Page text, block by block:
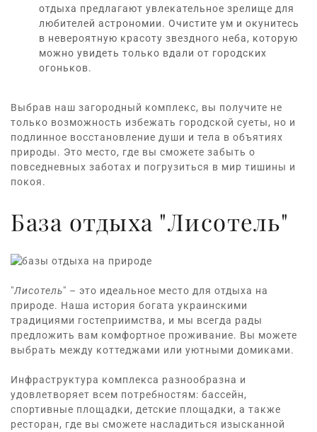
отдыха предлагают увлекательное зрелище для
любителей астрономии. Очистите ум и окунитесь
в невероятную красоту звездного неба, которую
можно увидеть только вдали от городских
огоньков.
Выбрав наш загородный комплекс, вы получите не
только возможность избежать городской суеты, но и
подлинное восстановление души и тела в объятиях
природы. Это место, где вы сможете забыть о
повседневных заботах и погрузиться в мир тишины и
покоя.
База отдыха "Лисотель"
"Лисотель" – это идеальное место для отдыха на
природе. Наша история богата украинскими
традициями гостеприимства, и мы всегда рады
предложить вам комфортное проживание. Вы можете
выбрать между коттеджами или уютными домиками.
Инфраструктура комплекса разнообразна и
удовлетворяет всем потребностям: бассейн,
спортивные площадки, детские площадки, а также
ресторан, где вы сможете насладиться изысканной